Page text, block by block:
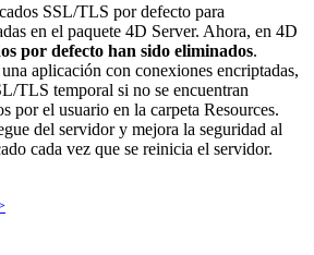
SSL/TLS por defecto para
en el paquete 4D Server. Ahora, en 4D
por defecto han sido eliminados.
aplicación con conexiones encriptadas,
TLS temporal si no se encuentran
por el usuario en la carpeta Resources.
del servidor y mejora la seguridad al
cada vez que se reinicia el servidor.